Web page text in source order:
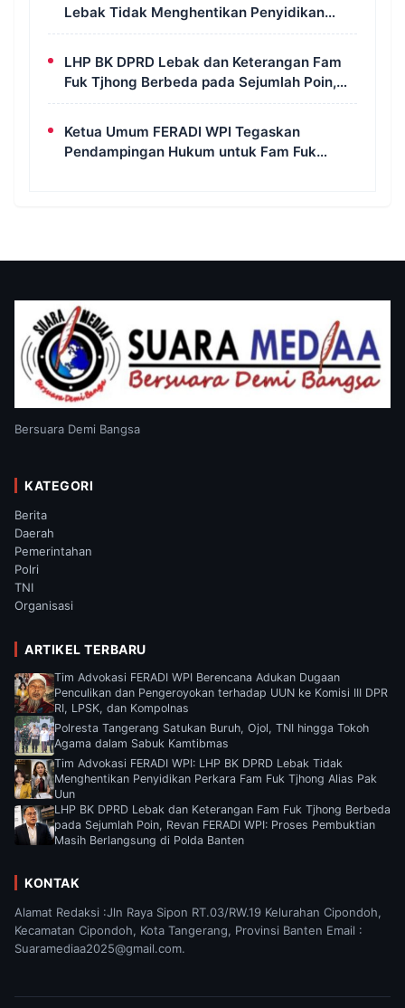
Lebak Tidak Menghentikan Penyidikan
Perkara Fam Fuk Tjhong Alias Pak Uun
LHP BK DPRD Lebak dan Keterangan Fam
Fuk Tjhong Berbeda pada Sejumlah Poin,
Revan FERADI WPI: Proses Pembuktian
Ketua Umum FERADI WPI Tegaskan
Pendampingan Hukum untuk Fam Fuk
Bersuara Demi Bangsa
KATEGORI
Berita
Daerah
Pemerintahan
Polri
TNI
Organisasi
ARTIKEL TERBARU
Tim Advokasi FERADI WPI Berencana Adukan Dugaan
Penculikan dan Pengeroyokan terhadap UUN ke Komisi III DPR
RI, LPSK, dan Kompolnas
Polresta Tangerang Satukan Buruh, Ojol, TNI hingga Tokoh
Agama dalam Sabuk Kamtibmas
Tim Advokasi FERADI WPI: LHP BK DPRD Lebak Tidak
Menghentikan Penyidikan Perkara Fam Fuk Tjhong Alias Pak
Uun
LHP BK DPRD Lebak dan Keterangan Fam Fuk Tjhong Berbeda
pada Sejumlah Poin, Revan FERADI WPI: Proses Pembuktian
Masih Berlangsung di Polda Banten
KONTAK
Alamat Redaksi :Jln Raya Sipon RT.03/RW.19 Kelurahan Cipondoh,
Kecamatan Cipondoh, Kota Tangerang, Provinsi Banten Email :
Suaramediaa2025@gmail.com.